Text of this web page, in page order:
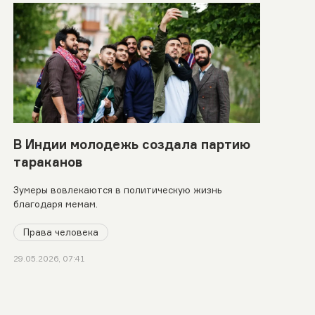
В Индии молодежь создала партию
тараканов
Зумеры вовлекаются в политическую жизнь
благодаря мемам.
Права человека
29.05.2026, 07:41